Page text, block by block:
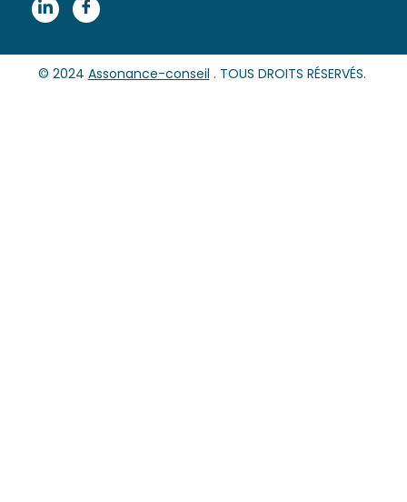
© 2024 Assonance-conseil . TOUS DROITS RÉSERVÉS.